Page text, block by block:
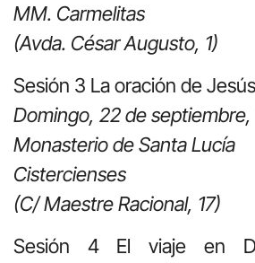
MM. Carmelitas
(Avda. César Augusto, 1)
Sesión 3 La oración de Jesús
Domingo, 22 de septiembre,
Monasterio de Santa Lucía
Cistercienses
(C/ Maestre Racional, 17)
Sesión 4 El viaje en